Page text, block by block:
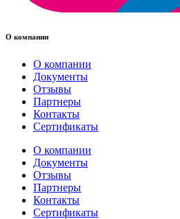
О компании
О компании
Документы
Отзывы
Партнеры
Контакты
Сертификаты
О компании
Документы
Отзывы
Партнеры
Контакты
Сертификаты